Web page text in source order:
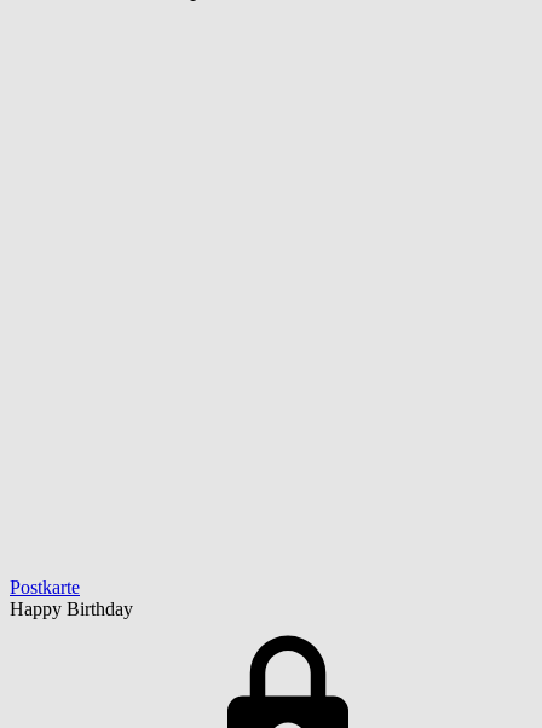
Postkarte
Happy Birthday